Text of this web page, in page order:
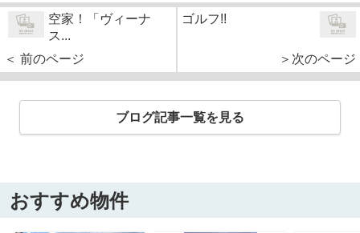
空家！「ヴィーナ
ス...
＜ 前のページ
ゴルフ!!
＞次のページ
ブログ記事一覧を見る
おすすめ物件